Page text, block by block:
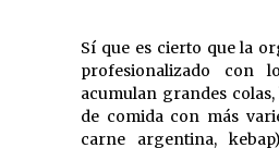
Sí que es cierto que la
profesionalizado con
acumulan grandes
de comida con más
carne argentina,